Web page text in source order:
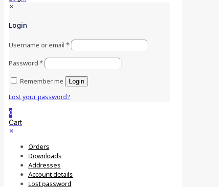
✕
Login
Username or email *
Password *
Remember me
Login
Lost your password?
0
Cart
✕
Orders
Downloads
Addresses
Account details
Lost password